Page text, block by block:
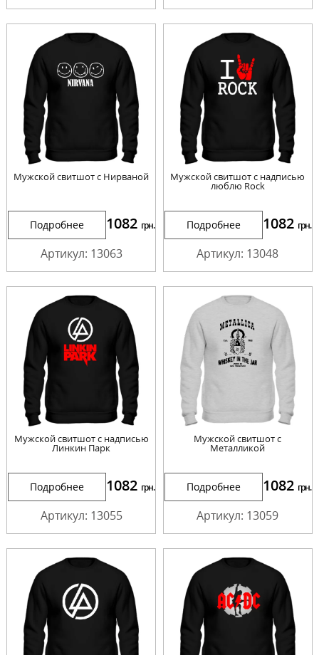
Мужской свитшот с Нирваной
Подробнее 1082 грн.
Артикул: 13063
Мужской свитшот с надписью
люблю Rock
Подробнее 1082 грн.
Артикул: 13048
Мужской свитшот с надписью
Линкин Парк
Подробнее 1082 грн.
Артикул: 13055
Мужской свитшот с
Металликой
Подробнее 1082 грн.
Артикул: 13059